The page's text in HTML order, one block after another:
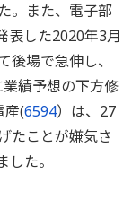
。また、電子部
表した2020年3月
場で急伸し、
績予想の下方修
産(6594）は、27
たことが嫌気さ
た。